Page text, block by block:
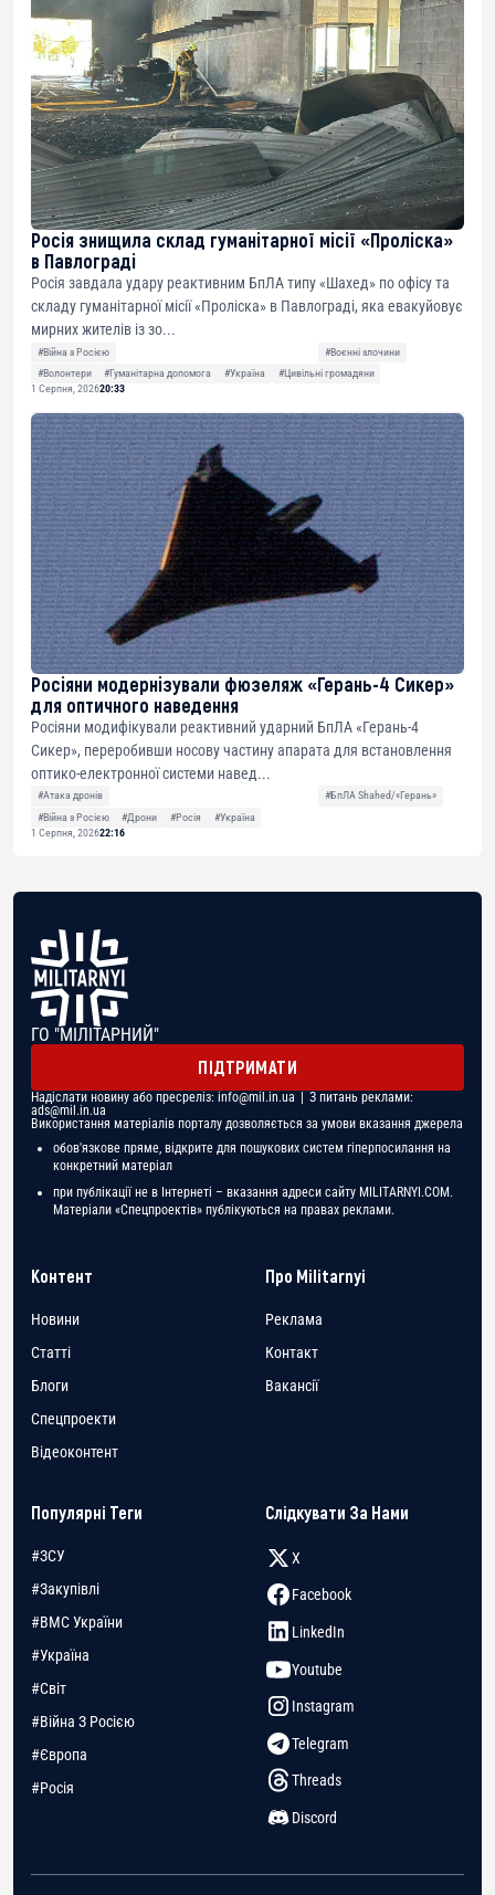
Росія знищила склад гуманітарної місії «Проліска»
в Павлограді
Росія завдала удару реактивним БпЛА типу «Шахед» по офісу та
складу гуманітарної місії «Проліска» в Павлограді, яка евакуйовує
мирних жителів із зо...
#Війна з Росією
#Воєнні злочини
#Волонтери
#Гуманітарна допомога #Україна
#Цивільні громадяни
1 Серпня, 202620:33
Росіяни модернізували фюзеляж «Герань-4 Сикер»
для оптичного наведення
Росіяни модифікували реактивний ударний БпЛА «Герань-4
Сикер», переробивши носову частину апарата для встановлення
оптико-електронної системи навед...
#Атака дронів
#БпЛА Shahed/«Герань»
#Війна з Росією
#Дрони #Росія
#Україна
1 Серпня, 202622:16
ГО "МІЛІТАРНИЙ"
ПІДТРИМАТИ
Надіслати новину або пресреліз: info@mil.in.ua | З питань реклами:
ads@mil.in.ua
Використання матеріалів порталу дозволяється за умови вказання джерела
обов'язкове пряме, відкрите для пошукових систем гіперпосилання на
конкретний матеріал
при публікації не в Інтернеті – вказання адреси сайту MILITARNYI.COM.
Матеріали «Спецпроектів» публікуються на правах реклами.
Контент
Новини
Статті
Блоги
Спецпроекти
Відеоконтент
Про Militarnyi
Реклама
Контакт
Вакансії
Популярні Теги
#ЗСУ
#Закупівлі
#ВМС України
#Україна
#Світ
#Війна З Росією
#Європа
#Росія
Слідкувати За Нами
X
Facebook
LinkedIn
Youtube
Instagram
Telegram
Threads
Discord